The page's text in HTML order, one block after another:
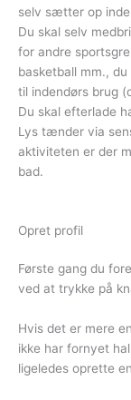
selv sætter op
Du skal selv
for andre
basketball mm.,
til indendørs brug
Du skal efterlade
Lys tænder via
aktiviteten er der
bad.
Opret profil
Første gang du
ved at trykke på
Hvis det er mere
ikke har fornyet
ligeledes oprette